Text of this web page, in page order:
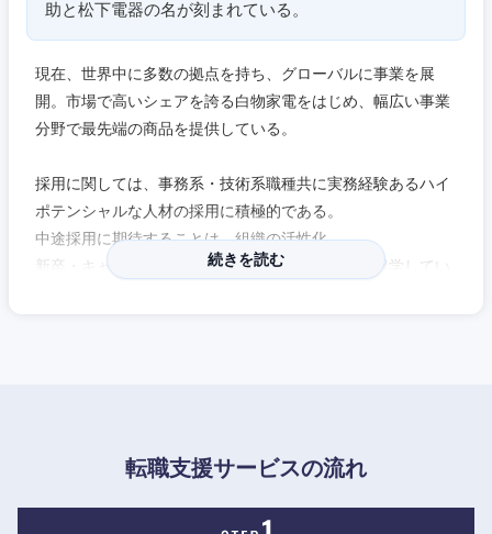
助と松下電器の名が刻まれている。
現在、世界中に多数の拠点を持ち、グローバルに事業を展
開。市場で高いシェアを誇る白物家電をはじめ、幅広い事業
分野で最先端の商品を提供している。
採用に関しては、事務系・技術系職種共に実務経験あるハイ
ポテンシャルな人材の採用に積極的である。
中途採用に期待することは、組織の活性化。
新卒・キャリア採用を問わず、外国人の方、海外留学してい
モビリティエナジー事業部 品質戦略（兼）品質保証部 部
人事・総務センター タレント・アクイジション推進部 部
続きを読む
転職支援サービスの流れ
中国・四国地方
鳥取県 島根県
岡山県
香川県